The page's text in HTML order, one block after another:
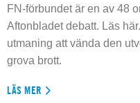
FN-förbundet är en av 48
Aftonbladet debatt. Läs
utmaning att vända den
grova brott.
LÄS MER